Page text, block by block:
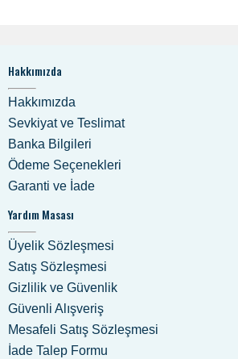
Hakkımızda
Hakkımızda
Sevkiyat ve Teslimat
Banka Bilgileri
Ödeme Seçenekleri
Garanti ve İade
Yardım Masası
Üyelik Sözleşmesi
Satış Sözleşmesi
Gizlilik ve Güvenlik
Güvenli Alışveriş
Mesafeli Satış Sözleşmesi
İade Talep Formu